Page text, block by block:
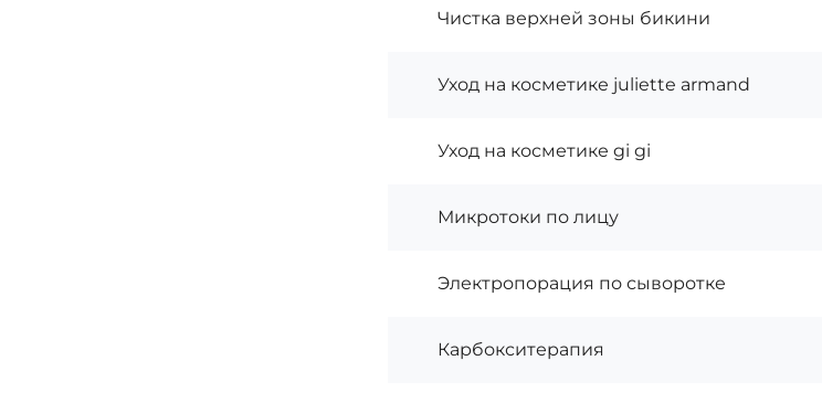
Чистка верхней зоны бикини
Уход на косметике juliette armand
Уход на косметике gi gi
Микротоки по лицу
Электропорация по сыворотке
Карбокситерапия